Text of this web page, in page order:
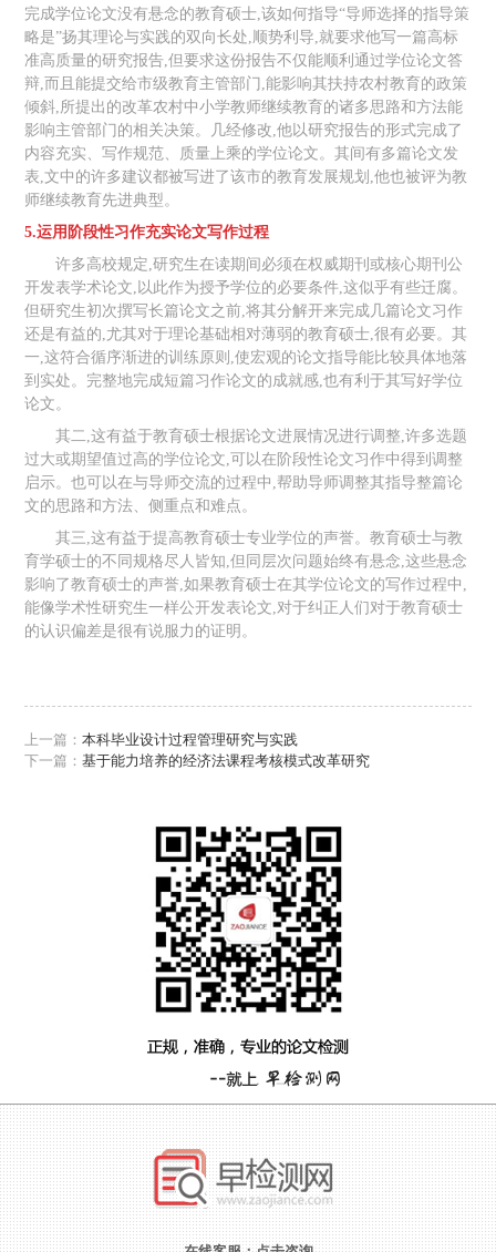
完成学位论文没有悬念的教育硕士,该如何指导“导师选择的指导策
略是”扬其理论与实践的双向长处,顺势利导,就要求他写一篇高标
准高质量的研究报告,但要求这份报告不仅能顺利通过学位论文答
辩,而且能提交给市级教育主管部门,能影响其扶持农村教育的政策
倾斜,所提出的改革农村中小学教师继续教育的诸多思路和方法能
影响主管部门的相关决策。几经修改,他以研究报告的形式完成了
内容充实、写作规范、质量上乘的学位论文。其间有多篇论文发
表,文中的许多建议都被写进了该市的教育发展规划,他也被评为教
师继续教育先进典型。
5.运用阶段性习作充实论文写作过程
许多高校规定,研究生在读期间必须在权威期刊或核心期刊公
开发表学术论文,以此作为授予学位的必要条件,这似乎有些迁腐。
但研究生初次撰写长篇论文之前,将其分解开来完成几篇论文习作
还是有益的,尤其对于理论基础相对薄弱的教育硕士,很有必要。其
一,这符合循序渐进的训练原则,使宏观的论文指导能比较具体地落
到实处。完整地完成短篇习作论文的成就感,也有利于其写好学位
论文。
其二,这有益于教育硕士根据论文进展情况进行调整,许多选题
过大或期望值过高的学位论文,可以在阶段性论文习作中得到调整
启示。也可以在与导师交流的过程中,帮助导师调整其指导整篇论
文的思路和方法、侧重点和难点。
其三,这有益于提高教育硕士专业学位的声誉。教育硕士与教
育学硕士的不同规格尽人皆知,但同层次问题始终有悬念,这些悬念
影响了教育硕士的声誉,如果教育硕士在其学位论文的写作过程中,
能像学术性研究生一样公开发表论文,对于纠正人们对于教育硕士
的认识偏差是很有说服力的证明。
上一篇：本科毕业设计过程管理研究与实践
下一篇：基于能力培养的经济法课程考核模式改革研究